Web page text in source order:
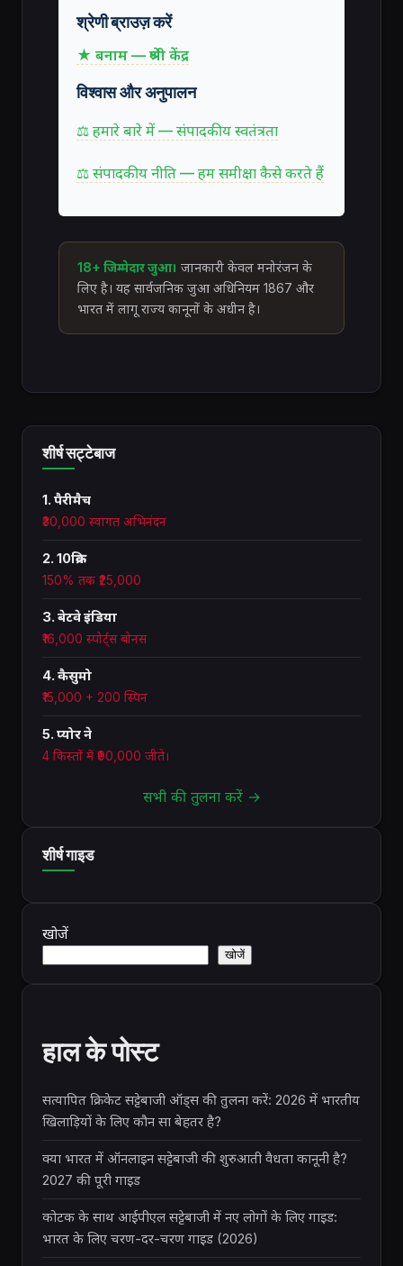
श्रेणी ब्राउज़ करें
★ बनाम — श्रेणी केंद्र
विश्वास और अनुपालन
⚖ हमारे बारे में — संपादकीय स्वतंत्रता
⚖ संपादकीय नीति — हम समीक्षा कैसे करते हैं
18+ जिम्मेदार जुआ। जानकारी केवल मनोरंजन के
लिए है। यह सार्वजनिक जुआ अधिनियम 1867 और
भारत में लागू राज्य कानूनों के अधीन है।
शीर्ष सट्टेबाज
1. पैरीमैच
₹30,000 स्वागत अभिनंदन
2. 10क्रिक
150% तक ₹25,000
3. बेटवे इंडिया
₹16,000 स्पोर्ट्स बोनस
4. कैसुमो
₹15,000 + 200 स्पिन
5. प्योर ने
4 किस्तों में ₹90,000 जीते।
सभी की तुलना करें →
शीर्ष गाइड
खोजें
खोजें
हाल के पोस्ट
सत्यापित क्रिकेट सट्टेबाजी ऑड्स की तुलना करें: 2026 में भारतीय
खिलाड़ियों के लिए कौन सा बेहतर है?
क्या भारत में ऑनलाइन सट्टेबाजी की शुरुआती वैधता कानूनी है?
2027 की पूरी गाइड
कोटक के साथ आईपीएल सट्टेबाजी में नए लोगों के लिए गाइड:
भारत के लिए चरण-दर-चरण गाइड (2026)